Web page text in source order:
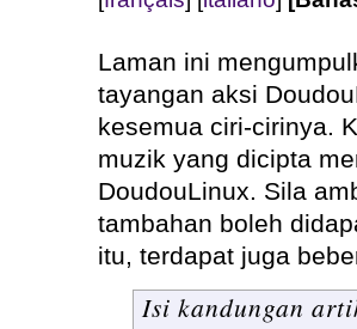
Laman ini
tayangan aksi
kesemua ciri-cirinya.
muzik yang dicipta
DoudouLinux. Sila
tambahan boleh
itu, terdapat juga
Isi kandungan